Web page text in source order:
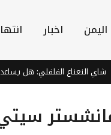
اليمن اخبار
النعناع الفلفلي: هل يساعد